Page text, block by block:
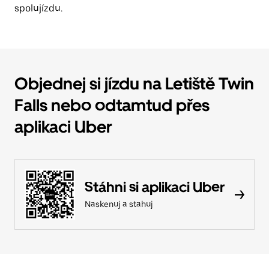
spolujízdu.
Objednej si jízdu na Letiště Twin
Falls nebo odtamtud přes
aplikaci Uber
Stáhni si aplikaci Uber
Naskenuj a stahuj